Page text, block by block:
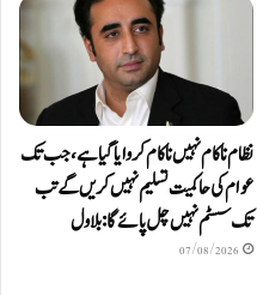
نظام ناکام نہیں ناکام کروایاگیا ہے، جب تک
عوام کی حاکمیت تسلیم نہیں کریں گے تب
تک سسٹم نہیں چل پائےگا: بلاول
07/08/2026